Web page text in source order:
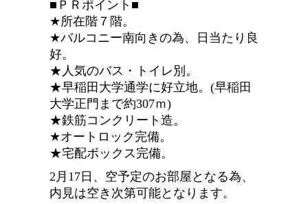
■ＰＲポイント■
★所在階７階。
★バルコニー南向きの為、日当たり良
好。
★人気のバス・トイレ別。
★早稲田大学通学に好立地。(早稲田
大学正門まで約307ｍ)
★鉄筋コンクリート造。
★オートロック完備。
★宅配ボックス完備。
2月17日、空予定のお部屋となる為、
内見は空き次第可能となります。